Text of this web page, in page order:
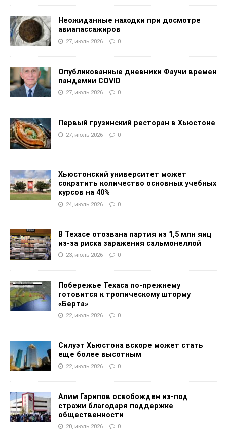
Неожиданные находки при досмотре
авиапассажиров
27, июль 2026 0
Опубликованные дневники Фаучи времен
пандемии COVID
27, июль 2026 0
Первый грузинский ресторан в Хьюстоне
27, июль 2026 0
Хьюстонский университет может
сократить количество основных учебных
курсов на 40%
24, июль 2026 0
В Техасе отозвана партия из 1,5 млн яиц
из-за риска заражения сальмонеллой
23, июль 2026 0
Побережье Техаса по-прежнему
готовится к тропическому шторму
«Берта»
22, июль 2026 0
Силуэт Хьюстона вскоре может стать
еще более высотным
22, июль 2026 0
Алим Гарипов освобожден из-под
стражи благодаря поддержке
общественности
20, июль 2026 0